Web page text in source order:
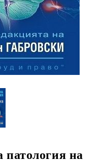
патология на